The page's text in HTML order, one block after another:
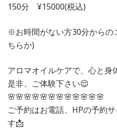
150分 ¥15000(税込)
※お時間がない方30分からの
ちらか)
アロマオイルケアで、心と身
是非、ご体験下さい😌
🌸🌸🌸🌸🌸🌸🌸🌸🌸🌸🌸🌸
ご予約はお電話、HPの予約
す📩